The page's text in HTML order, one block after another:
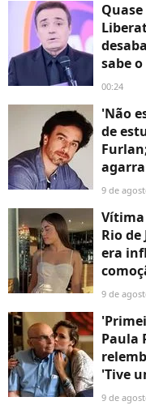
sabe
00:24
'Não
de
9 de
Vítima
Rio
era
9 de
Paula
'Tive
9 de